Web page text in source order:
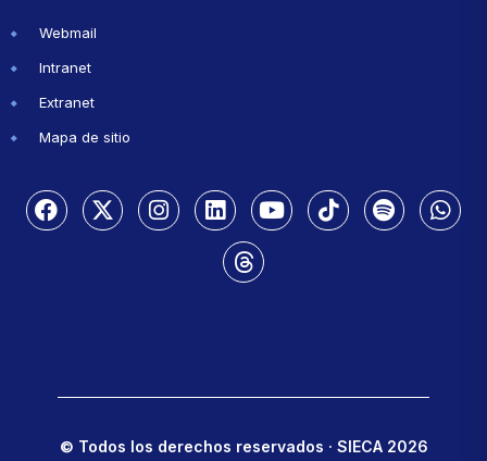
Webmail
Intranet
Extranet
Mapa de sitio
© Todos los derechos reservados · SIECA 2026